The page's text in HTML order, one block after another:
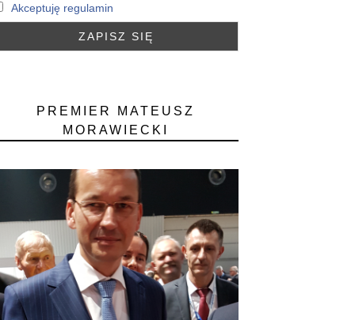
Akceptuję regulamin
PREMIER MATEUSZ
MORAWIECKI